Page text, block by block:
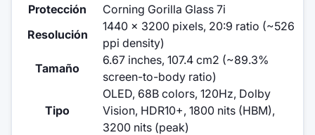
Protección
Corning Gorilla Glass 7i
Resolución
1440 x 3200 pixels, 20:9 ratio (~526
ppi density)
Tamaño
6.67 inches, 107.4 cm2 (~89.3%
screen-to-body ratio)
Tipo
OLED, 68B colors, 120Hz, Dolby
Vision, HDR10+, 1800 nits (HBM),
3200 nits (peak)